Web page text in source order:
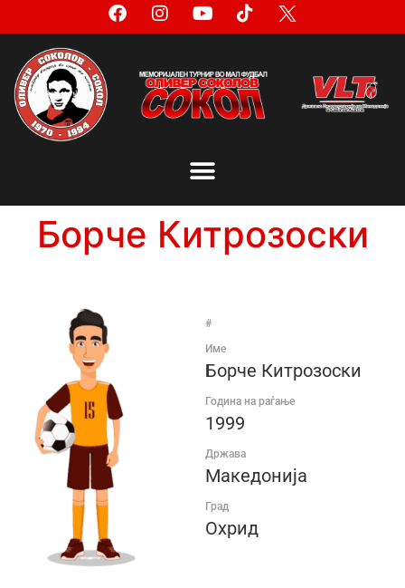
Борче Китрозоски
#
Име
Борче Китрозоски
Година на раѓање
1999
Држава
Македонија
Град
Охрид